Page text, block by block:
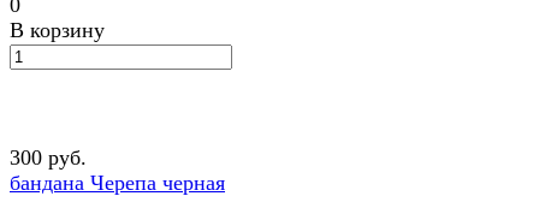
0
В корзину
300 руб.
бандана Черепа черная